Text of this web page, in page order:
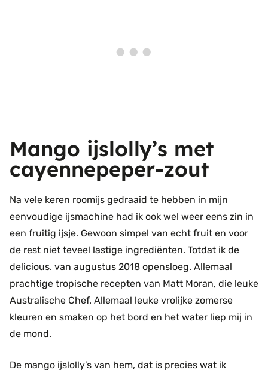
Mango ijslolly’s met
cayennepeper-zout
Na vele keren roomijs gedraaid te hebben in mijn
eenvoudige ijsmachine had ik ook wel weer eens zin in
een fruitig ijsje. Gewoon simpel van echt fruit en voor
de rest niet teveel lastige ingrediënten. Totdat ik de
delicious. van augustus 2018 opensloeg. Allemaal
prachtige tropische recepten van Matt Moran, die leuke
Australische Chef. Allemaal leuke vrolijke zomerse
kleuren en smaken op het bord en het water liep mij in
de mond.
De mango ijslolly’s van hem, dat is precies wat ik